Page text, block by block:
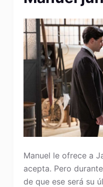
Manuel le ofrece a
acepta. Pero
de que ese será su